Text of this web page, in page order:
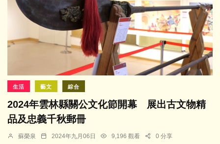
生活 藝文 綜合
2024年雲林縣關公文化節開幕 展出古文物精
品及忠義千秋郵冊
蘇榮泉 2024年九月06日 9,196 觀看 0 分享